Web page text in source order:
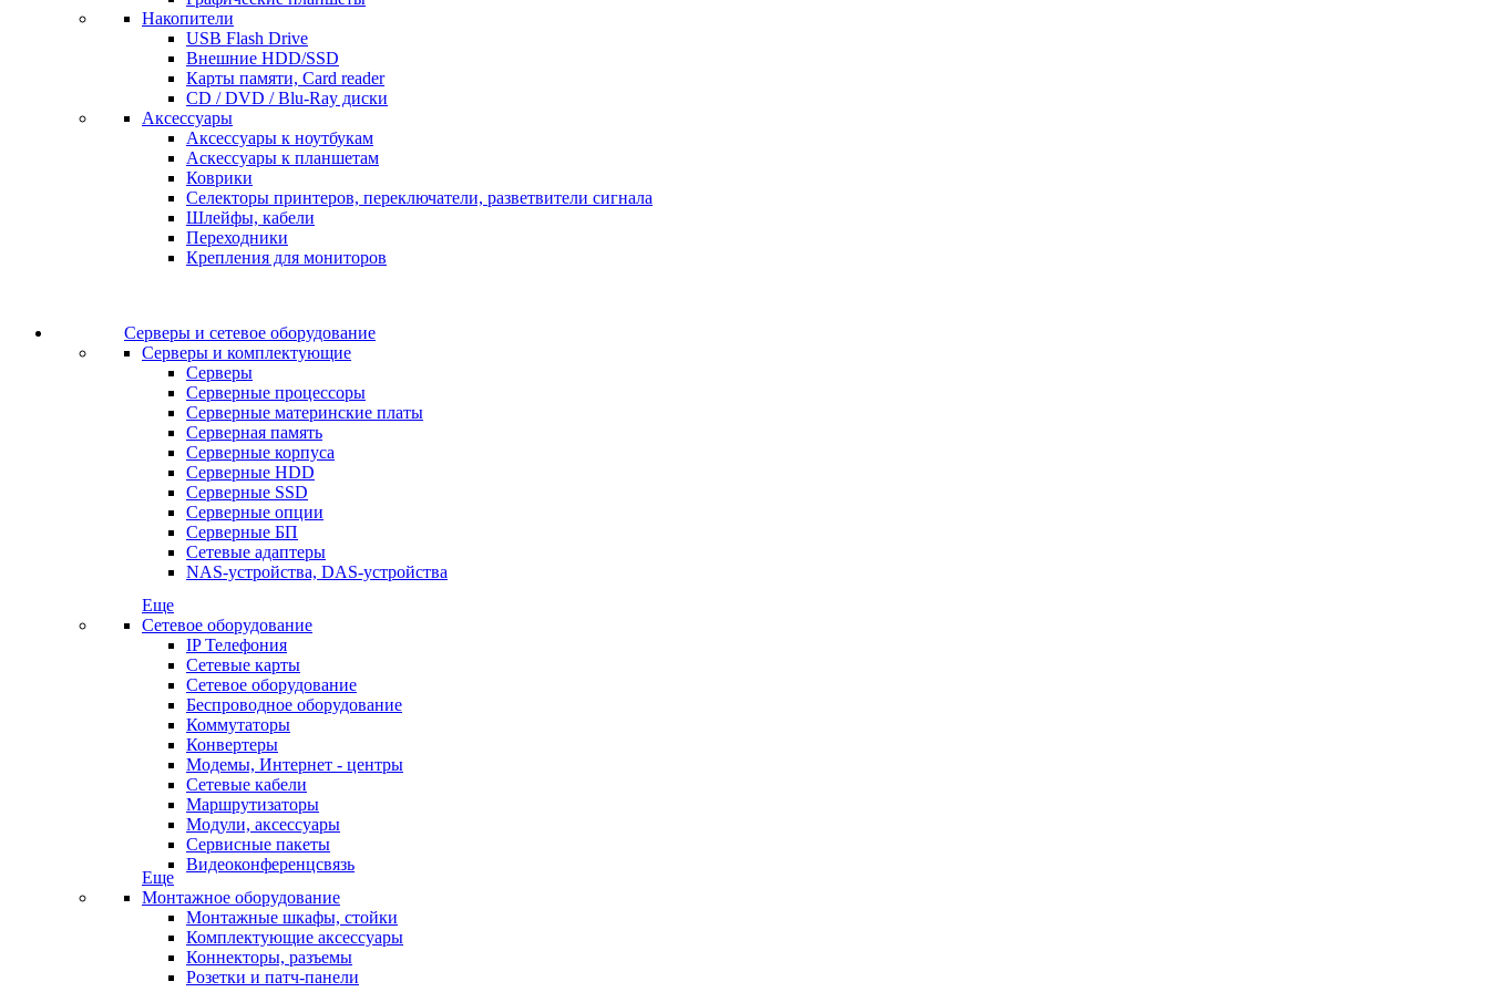
Накопители
USB Flash Drive
Внешние HDD/SSD
Карты памяти, Card reader
CD / DVD / Blu-Ray диски
Аксессуары
Аксессуары к ноутбукам
Аскессуары к планшетам
Коврики
Селекторы принтеров, переключатели, разветвители сигнала
Шлейфы, кабели
Переходники
Крепления для мониторов
Серверы и сетевое оборудование
Серверы и комплектующие
Серверы
Серверные процессоры
Серверные материнские платы
Серверная память
Серверные корпуса
Серверные HDD
Серверные SSD
Серверные опции
Серверные БП
Сетевые адаптеры
NAS-устройства, DAS-устройства
Еще
Сетевое оборудование
IP Телефония
Сетевые карты
Сетевое оборудование
Беспроводное оборудование
Коммутаторы
Конвертеры
Модемы, Интернет - центры
Сетевые кабели
Маршрутизаторы
Модули, аксессуары
Сервисные пакеты
Видеоконференцсвязь
Еще
Монтажное оборудование
Монтажные шкафы, стойки
Комплектующие аксессуары
Коннекторы, разъемы
Розетки и патч-панели